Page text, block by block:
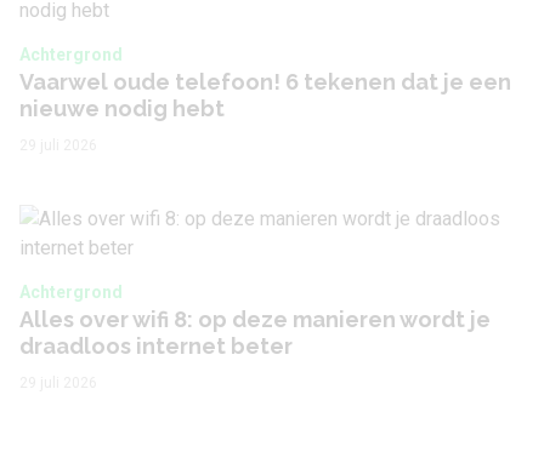
Achtergrond
Vaarwel oude telefoon! 6 tekenen dat je een
nieuwe nodig hebt
Achtergrond
Alles over wifi 8: op deze manieren wordt je
draadloos internet beter